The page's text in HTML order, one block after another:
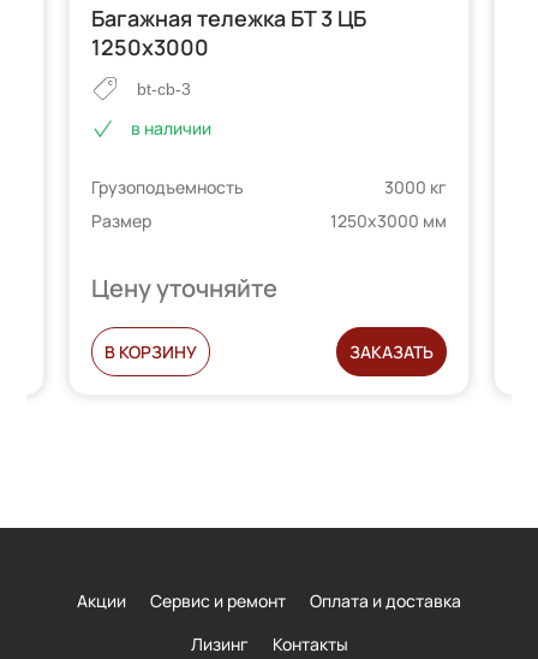
Багажная тележка БТ 3 ЦБ
1250х3000
bt-cb-3
в наличии
Грузоподъемность
3000 кг
Размер
1250х3000 мм
Цену уточняйте
В КОРЗИНУ ЗАКАЗАТЬ
Акции Сервис и ремонт
Оплата и доставка
Лизинг
Контакты